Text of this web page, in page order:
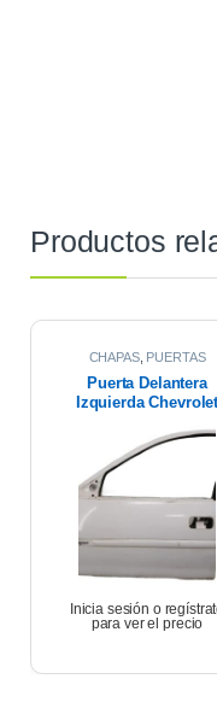
Productos
CHAPAS, PUERTAS
Puerta Delantera
Izquierda
Inicia sesión o
para ver el precio